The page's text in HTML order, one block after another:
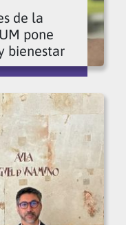
de la
pone
bienestar